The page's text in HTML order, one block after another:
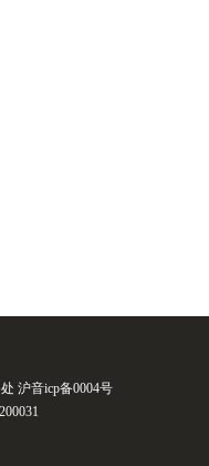
沪音icp备0004号